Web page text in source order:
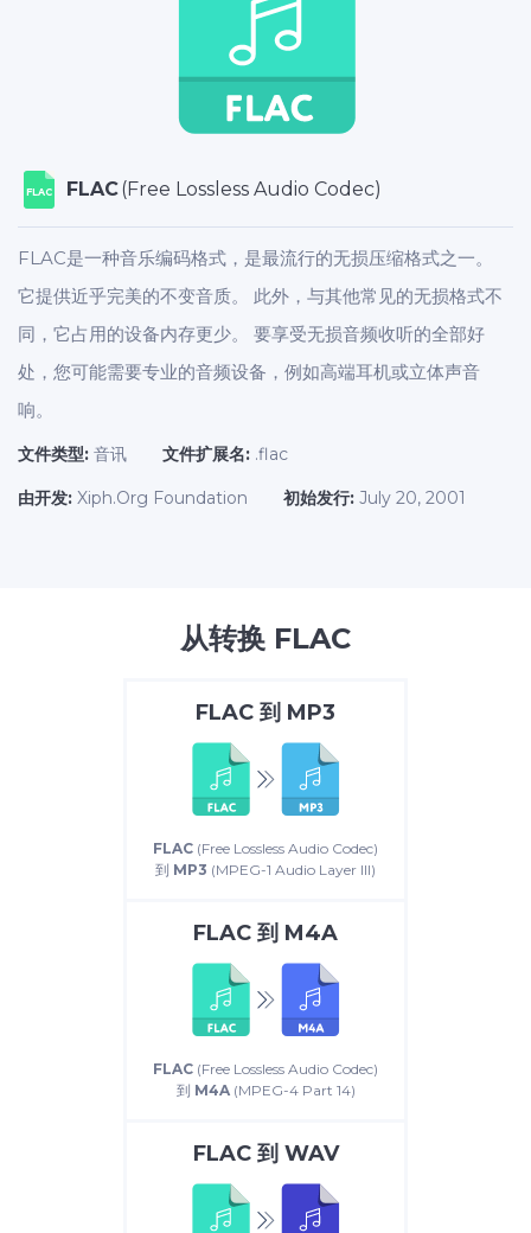
FLAC FLAC(Free Lossless Audio Codec)
FLAC是一种音乐编码格式，是最流行的无损压缩格式之一。
它提供近乎完美的不变音质。 此外，与其他常见的无损格式不
同，它占用的设备内存更少。 要享受无损音频收听的全部好
处，您可能需要专业的音频设备，例如高端耳机或立体声音
响。
文件类型: 音讯 文件扩展名: .flac
由开发: Xiph.Org Foundation 初始发行: July 20, 2001
从转换 FLAC
FLAC 到 MP3
FLAC (Free Lossless Audio Codec)
到 MP3 (MPEG-1 Audio Layer III)
FLAC 到 M4A
FLAC (Free Lossless Audio Codec)
到 M4A(MPEG-4 Part 14)
FLAC到 WAV